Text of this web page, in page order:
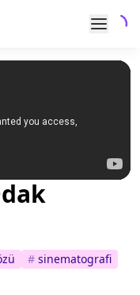
# sinematografi